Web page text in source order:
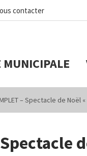
contacter
MUNICIPALE
– Spectacle de Noël